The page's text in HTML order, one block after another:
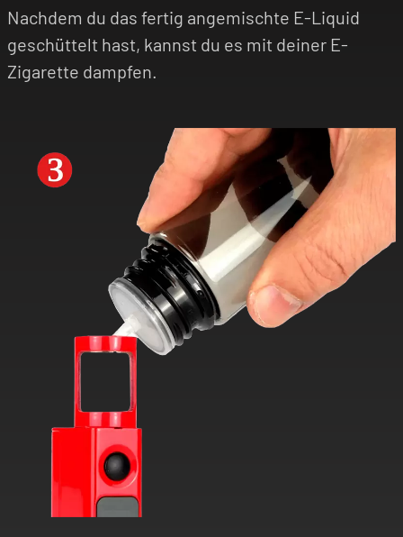
Nachdem du das fertig angemischte E-Liquid
geschüttelt hast, kannst du es mit deiner E-
Zigarette dampfen.